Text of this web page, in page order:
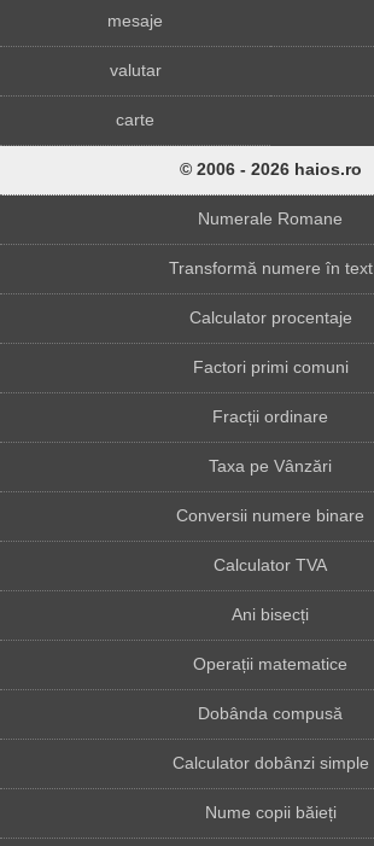
mesaje
valutar
carte
© 2006 - 2026 haios.ro
Numerale Romane
Transformă numere în text
Calculator procentaje
Factori primi comuni
Fracții ordinare
Taxa pe Vânzări
Conversii numere binare
Calculator TVA
Ani bisecți
Operații matematice
Dobânda compusă
Calculator dobânzi simple
Nume copii băieți